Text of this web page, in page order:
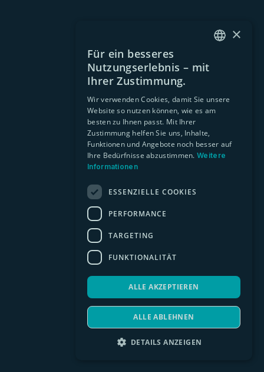
×
Für ein besseres
Nutzungserlebnis – mit
Ihrer Zustimmung.
Wir verwenden Cookies, damit Sie unsere
Website so nutzen können, wie es am
besten zu Ihnen passt. Mit Ihrer
Zustimmung helfen Sie uns, Inhalte,
Funktionen und Angebote noch besser auf
Ihre Bedürfnisse abzustimmen. Weitere
Informationen
ESSENZIELLE COOKIES
PERFORMANCE
TARGETING
FUNKTIONALITÄT
ALLE AKZEPTIEREN
ALLE ABLEHNEN
DETAILS ANZEIGEN